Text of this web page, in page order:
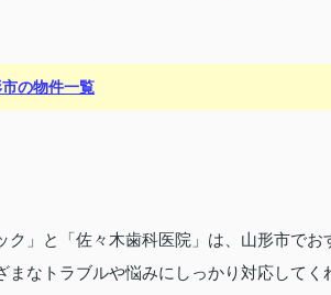
の物件一覧
ク」と「佐々木歯科医院」は、山形市でお
まなトラブルや悩みにしっかり対応して